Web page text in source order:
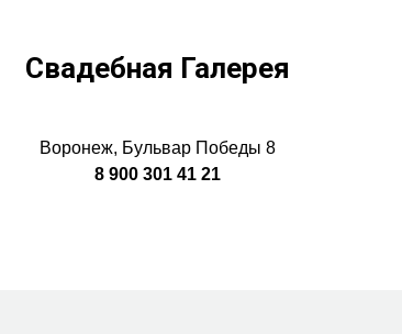
Свадебная Галерея
Воронеж, Бульвар Победы 8
8 900 301 41 21